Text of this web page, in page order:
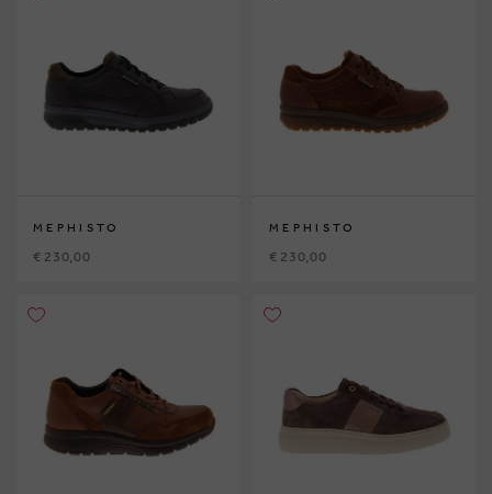
MEPHISTO
€ 230,00
MEPHISTO
€ 230,00